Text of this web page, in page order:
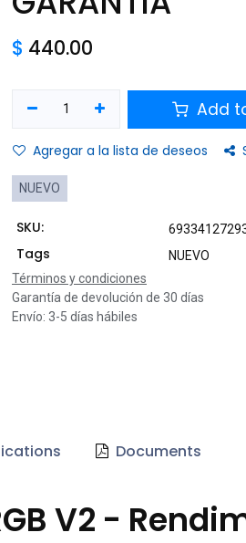
$ 440.00
Add
Agregar a la lista de deseos
NUEVO
SKU:
Tags
NUEVO
Términos y condiciones
Garantía de devolución de 30 días
Envío: 3-5 días hábiles
Documents
V2 -